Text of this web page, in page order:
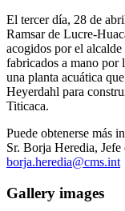
El tercer día, 28 de
Ramsar de Lucre-
acogidos por el
fabricados a mano por
una planta acuática
Heyerdahl para
Titicaca.
Puede obtenerse más
Sr. Borja Heredia, Jefe
borja.heredia@cms.int
Gallery images